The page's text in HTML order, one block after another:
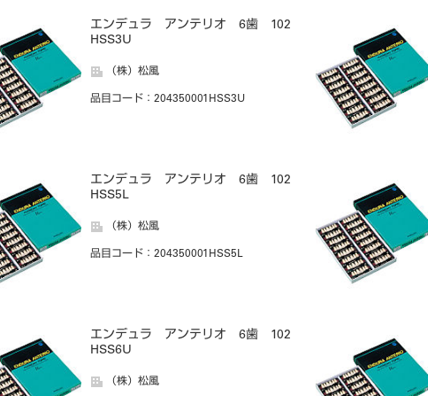
エンデュラ アンテリオ 6歯 102
HSS3U
（株）松風
品目コード ：204350001HSS3U
エンデュラ アンテリオ 6歯 102
HSS5L
（株）松風
品目コード ：204350001HSS5L
エンデュラ アンテリオ 6歯 102
HSS6U
（株）松風